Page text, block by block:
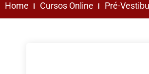
Home Cursos Online Pré-